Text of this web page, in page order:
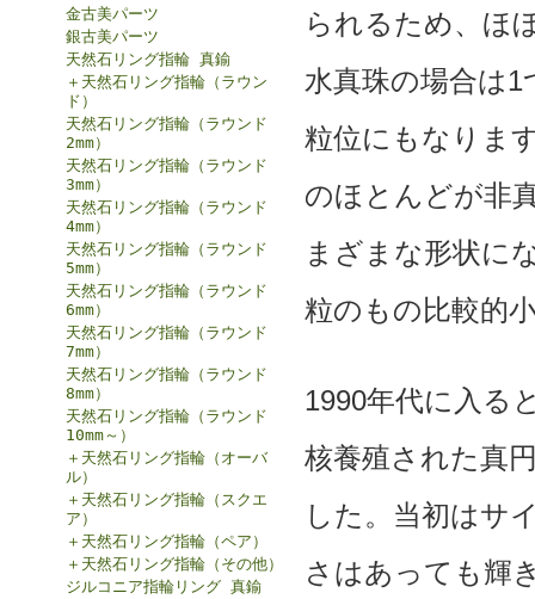
金古美パーツ
銀古美パーツ
天然石リング指輪 真鍮
＋天然石リング指輪（ラウン
ド）
天然石リング指輪（ラウンド
2mm）
天然石リング指輪（ラウンド
3mm）
天然石リング指輪（ラウンド
4mm）
天然石リング指輪（ラウンド
5mm）
天然石リング指輪（ラウンド
6mm）
天然石リング指輪（ラウンド
7mm）
天然石リング指輪（ラウンド
8mm）
天然石リング指輪（ラウンド
10mm～）
＋天然石リング指輪（オーバ
ル）
＋天然石リング指輪（スクエ
ア）
＋天然石リング指輪（ペア）
＋天然石リング指輪（その他）
ジルコニア指輪リング 真鍮
られるため、ほ
水真珠の場合は
粒位にもなりま
のほとんどが非
まざまな形状に
粒のもの比較的
1990年代に入る
核養殖された真
した。当初はサ
さはあっても輝